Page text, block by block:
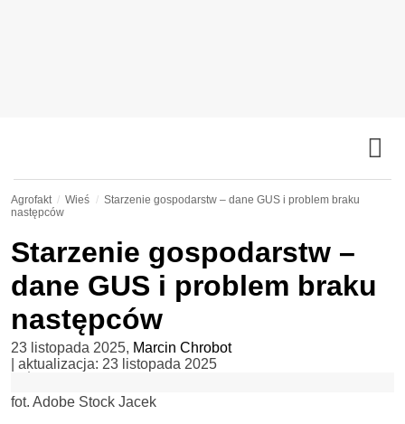
Agrofakt Wieś
Starzenie gospodarstw – dane GUS i problem braku
następców
Starzenie gospodarstw –
dane GUS i problem braku
następców
23 listopada 2025, Marcin Chrobot
| aktualizacja: 23 listopada 2025
fot. Adobe Stock Jacek